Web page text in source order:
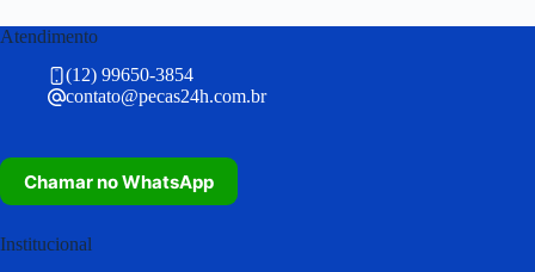
Atendimento
(12) 99650-3854
contato@pecas24h.com.br
Chamar no WhatsApp
Institucional